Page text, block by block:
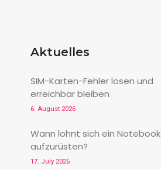
Aktuelles
SIM-Karten-Fehler lösen und
erreichbar bleiben
6. August 2026
Wann lohnt sich ein Notebook
aufzurüsten?
17. July 2026